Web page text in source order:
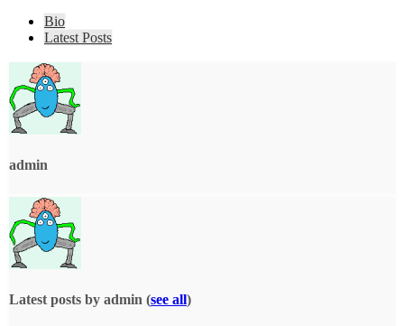
Bio
Latest Posts
admin
Latest posts by admin (see all)